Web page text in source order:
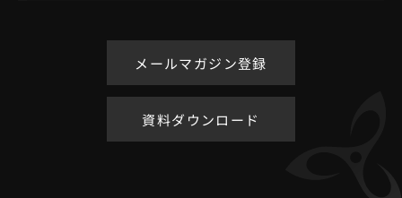
メールマガジン登録
資料ダウンロード